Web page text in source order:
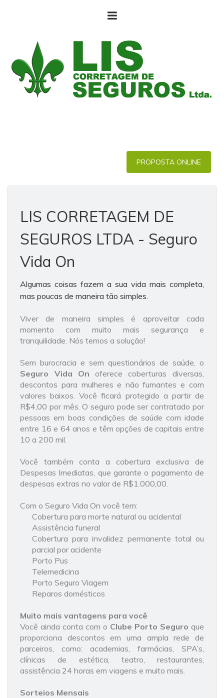
PROPOSTA ONLINE
LIS CORRETAGEM DE
SEGUROS LTDA - Seguro
Vida On
Algumas coisas fazem a sua vida mais completa,
mas poucas de maneira tão simples.
Viver de maneira simples é aproveitar cada
momento com muito mais segurança e
tranquilidade. Nós temos a solução!
Sem burocracia e sem questionários de saúde, o
Seguro
Vida On oferece coberturas diversas,
descontos para mulheres e não fumantes e com
valores baixos. Você ficará protegido a partir de
R$4,00 por mês. O seguro pode ser contratado por
pessoas em boas condições de saúde com idade
entre 16 e 64 anos e têm opções de capitais entre
10 a 200 mil.
Você também conta a cobertura exclusiva de
Despesas Imediatas, que garante o pagamento de
despesas extras no valor de R$1.000,00.
Com o Seguro Vida On você tem:
Cobertura para morte natural ou acidental
Assistência funeral
Cobertura para invalidez permanente total ou
parcial por acidente
Porto Pus
Telemedicina
Porto Seguro Viagem
Reparos domésticos
Muito mais vantagens para você
Você ainda conta com o Clube Porto Seguro que
proporciona descontos em uma ampla rede de
parceiros, como: academias, farmácias, SPA’s,
clínicas de estética, teatro, restaurantes,
assistência 24 horas em viagens e muito mais.
Sorteios Mensais